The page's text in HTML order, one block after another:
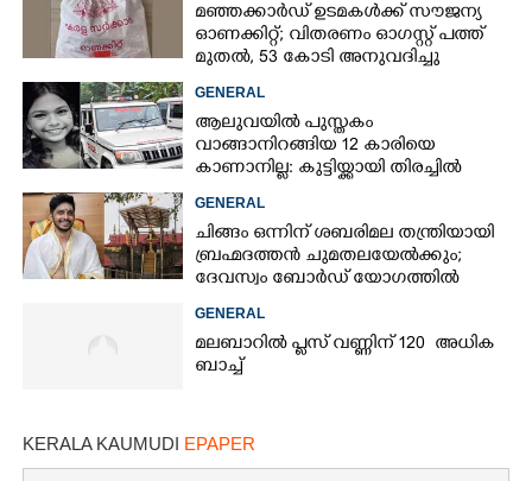
മഞ്ഞക്കാർഡ് ഉടമകൾക്ക് സൗജന്യ
ഓണക്കിറ്റ്; വിതരണം ഓഗസ്റ്റ് പത്ത്
മുതൽ, 53 കോടി അനുവദിച്ചു
GENERAL
ആലുവയിൽ പുസ്തകം
വാങ്ങാനിറങ്ങിയ 12 കാരിയെ
കാണാനില്ല: കുട്ടിയ്ക്കായി തിരച്ചിൽ
GENERAL
ചിങ്ങം ഒന്നിന് ശബരിമല തന്ത്രിയായി
ബ്രഹ്മദത്തൻ ചുമതലയേൽക്കും;
ദേവസ്വം ബോർഡ് യോഗത്തിൽ
GENERAL
മലബാറിൽ പ്ലസ് വണ്ണിന് 120 അധിക
ബാച്ച്
KERALA KAUMUDI EPAPER